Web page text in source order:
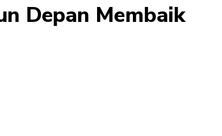
Depan Membaik